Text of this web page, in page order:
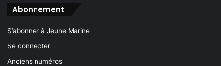
Abonnement
S’abonner à Jeune Marine
Se connecter
Anciens numéros